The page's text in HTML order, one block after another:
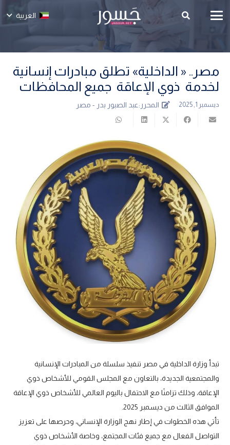
العربية
مصر.. « الداخلية» تطلق مبادرات إنسانية
لخدمة ذوي الإعاقة جميع المحافظات
ديسمبر 1, 2025 المحرر:عبد الصبور بدر - مصر
تبدأ وزارة الداخلية في مصر تنفيذ سلسلة من المبادرات الإنسانية
والمجتمعية الجديدة، بالتعاون مع المجلس القومي للأشخاص ذوي
الإعاقة، وذلك تزامنًا مع الاحتفال باليوم العالمي للأشخاص ذوي الإعاقة
الموافق الثالث من ديسمبر 2025.
تأتي هذه الخطوات في إطار نهج الوزارة الإنساني، وحرصها على تعزيز
التواصل الفعال مع جميع فئات المجتمع، وخاصة الأشخاص ذوي